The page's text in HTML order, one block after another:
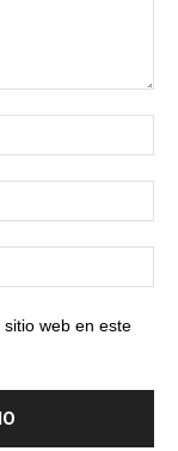
web en este